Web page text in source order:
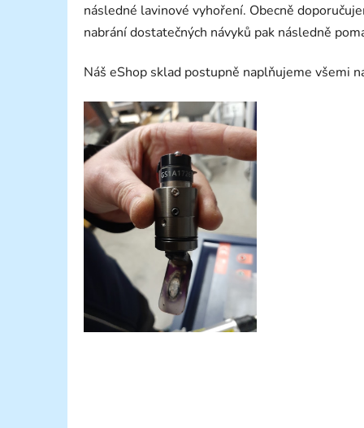
následné lavinové vyhoření. Obecně
nabrání dostatečných návyků pak následně
Náš eShop sklad postupně naplňujeme všemi